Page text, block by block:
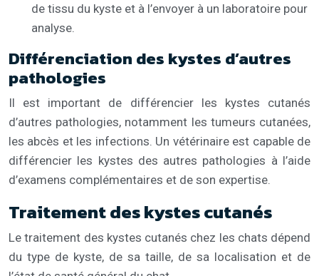
de tissu du kyste et à l’envoyer à un laboratoire pour
analyse.
Différenciation des kystes d’autres
pathologies
Il est important de différencier les kystes cutanés
d’autres pathologies, notamment les tumeurs cutanées,
les abcès et les infections. Un vétérinaire est capable de
différencier les kystes des autres pathologies à l’aide
d’examens complémentaires et de son expertise.
Traitement des kystes cutanés
Le traitement des kystes cutanés chez les chats dépend
du type de kyste, de sa taille, de sa localisation et de